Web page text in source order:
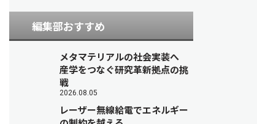
編集部おすすめ
メタマテリアルの社会実装へ
産学をつなぐ研究革新拠点の挑
戦
2026.08.05
レーザー無線給電でエネルギー